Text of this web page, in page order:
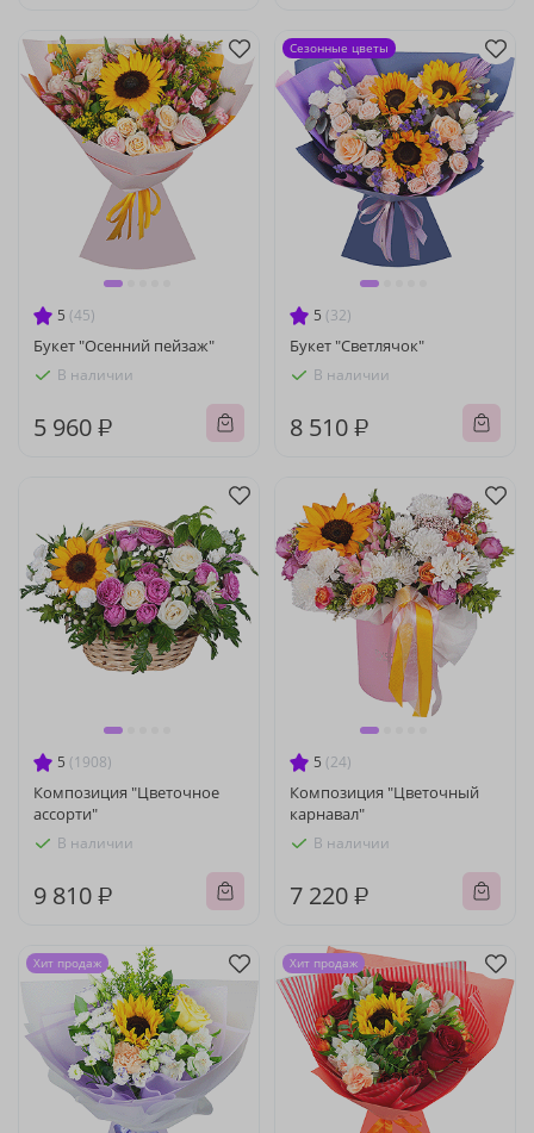
5 (45)
Букет "Осенний пейзаж"
В наличии
5 960 ₽
5 (32)
Букет "Светлячок"
В наличии
8 510 ₽
Сезонные цветы
5 (1908)
Композиция "Цветочное
ассорти"
В наличии
9 810 ₽
5 (24)
Композиция "Цветочный
карнавал"
В наличии
7 220 ₽
Хит продаж Хит продаж